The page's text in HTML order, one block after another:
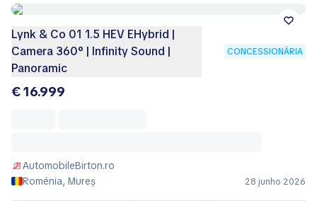
Lynk & Co 01 1.5 HEV EHybrid |
Camera 360° | Infinity Sound |
Panoramic
CONCESSIONÁRIA
€ 16.999
AutomobileBirton.ro
Roménia, Mureș
28 junho 2026